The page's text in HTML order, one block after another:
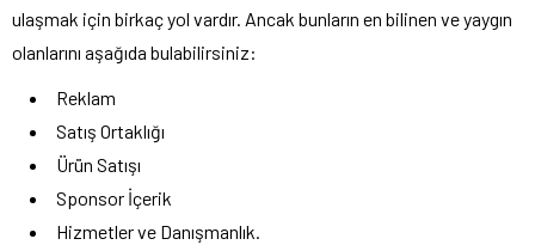
ulaşmak için birkaç yol vardır. Ancak bunların en bilinen ve yaygın
olanlarını aşağıda bulabilirsiniz:
Reklam
Satış Ortaklığı
Ürün Satışı
Sponsor İçerik
Hizmetler ve Danışmanlık.